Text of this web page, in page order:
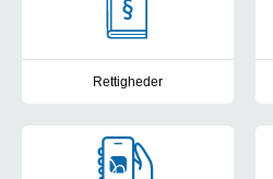
Rettigheder